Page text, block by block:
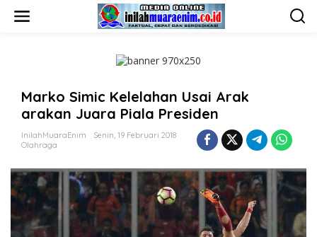
Marko Simic Kelelahan Usai Arak
arakan Juara Piala Presiden
InilahMuaraEnim
Senin, 19 Februari 2018
Olahraga